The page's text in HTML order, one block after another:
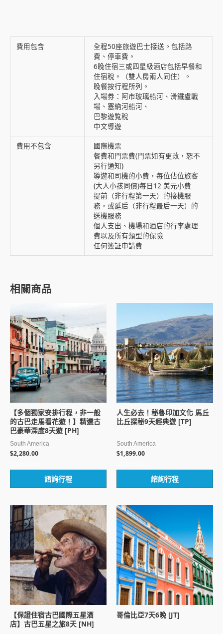
費用包含
全程50座旅遊巴士接送。包括路
費、停車費。
6晚住宿三或四星級酒店包括早餐和
住宿稅。（雙人房兩人同住）。
晚餐按行程所列。
入場券：阿市玻璃船河、滑鐵盧戰
場、塞納河船河、
巴黎遊覧稅
中文導遊
費用不包含
國際機票
餐費和門票費(門票如有更改，恕不
另行通知)
導遊和司機的小費，每位佔位旅客
(大人小孩同價)每日12 美元小費
提前（非行程第一天）的接機服
務，或延后（非行程最后一天）的
送機服務
個人支出、機場和酒店的行李處理
費以及所有類型的保險
任何簽証申請費
相關商品
【多個獨家安排行程，非一般
的古巴走馬看花遊！】精選古
巴豪華深度8天遊 [PH]
South America
$2,280.00
滿
諮詢行程
人生必去！秘魯印加文化 馬丘
比丘探秘9天經典遊 [TP]
South America
$1,899.00
滿
諮詢行程
【保證住宿古巴國際五星酒
店】古巴五星之旅8天 [NH]
哥倫比亞7天6晚 [JT]